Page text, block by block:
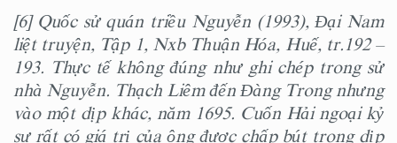
[6] Quốc sử quán triều Nguyễn (1993), Đại Nam
liệt truyện, Tập 1, Nxb Thuận Hóa, Huế, tr.192 –
193. Thực tế không đúng như ghi chép trong sử
nhà Nguyễn. Thạch Liêm đến Đàng Trong nhưng
vào một dịp khác, năm 1695. Cuốn Hải ngoại kỷ
sự rất có giá trị của ông được chấp bút trong dịp